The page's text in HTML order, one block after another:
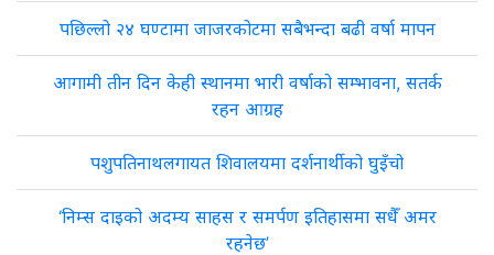
पछिल्लो २४ घण्टामा जाजरकोटमा सबैभन्दा बढी वर्षा मापन
आगामी तीन दिन केही स्थानमा भारी वर्षाको सम्भावना, सतर्क
रहन आग्रह
पशुपतिनाथलगायत शिवालयमा दर्शनार्थीको घुइँचो
‘निम्स दाइको अदम्य साहस र समर्पण इतिहासमा सधैँ अमर
रहनेछ’